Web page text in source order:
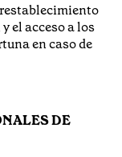
el acceso a los
en caso de
DE